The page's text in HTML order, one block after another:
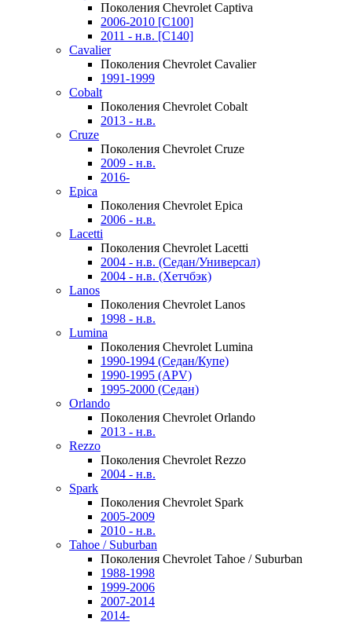
Поколения Chevrolet Captiva
2006-2010 [C100]
2011 - н.в. [C140]
Cavalier
Поколения Chevrolet Cavalier
1991-1999
Cobalt
Поколения Chevrolet Cobalt
2013 - н.в.
Cruze
Поколения Chevrolet Cruze
2009 - н.в.
2016-
Epica
Поколения Chevrolet Epica
2006 - н.в.
Lacetti
Поколения Chevrolet Lacetti
2004 - н.в. (Седан/Универсал)
2004 - н.в. (Хетчбэк)
Lanos
Поколения Chevrolet Lanos
1998 - н.в.
Lumina
Поколения Chevrolet Lumina
1990-1994 (Седан/Купе)
1990-1995 (APV)
1995-2000 (Седан)
Orlando
Поколения Chevrolet Orlando
2013 - н.в.
Rezzo
Поколения Chevrolet Rezzo
2004 - н.в.
Spark
Поколения Chevrolet Spark
2005-2009
2010 - н.в.
Tahoe / Suburban
Поколения Chevrolet Tahoe / Suburban
1988-1998
1999-2006
2007-2014
2014-